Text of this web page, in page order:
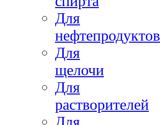
Для
нефтепродуктов
Для
щелочи
Для
растворителей